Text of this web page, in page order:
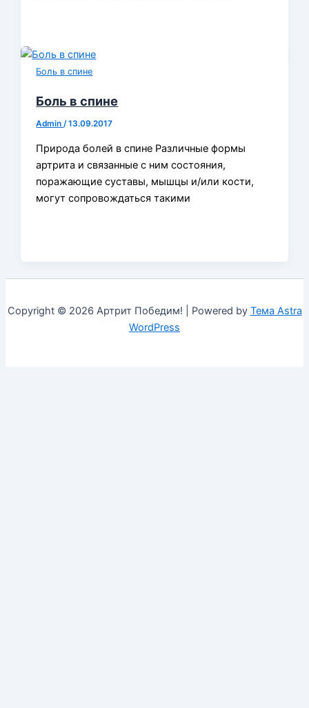
Боль в спине
Боль в спине
Admin/13.09.2017
Природа болей в спине Различные формы
артрита и связанные с ним состояния,
поражающие суставы, мышцы и/или кости,
могут сопровождаться такими
Copyright © 2026 Артрит Победим! | Powered by Тема Astra
WordPress